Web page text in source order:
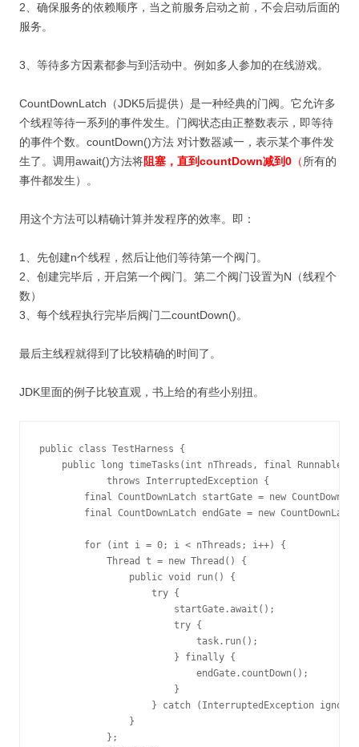
2、确保服务的依赖顺序，当之前服务启动之前，不会启动后面的
服务。
3、等待多方因素都参与到活动中。例如多人参加的在线游戏。
CountDownLatch（JDK5后提供）是一种经典的门阀。它允许多
个线程等待一系列的事件发生。门阀状态由正整数表示，即等待
的事件个数。countDown()方法 对计数器减一，表示某个事件发
生了。调用await()方法将阻塞，直到countDown减到0 （所有的
事件都发生）。
用这个方法可以精确计算并发程序的效率。即：
1、先创建n个线程，然后让他们等待第一个阀门。
2、创建完毕后，开启第一个阀门。第二个阀门设置为N（线程个
数）
3、每个线程执行完毕后阀门二countDown()。
最后主线程就得到了比较精确的时间了。
JDK里面的例子比较直观，书上给的有些小别扭。
public class TestHarness {
public long timeTasks(int nThreads, final Runnable
            throws InterruptedException {
final CountDownLatch startGate = new
final CountDownLatch endGate = new
        for (int i = 0; i < nThreads; i++) {
            Thread t = new Thread() {
                public void run() {
                    try {
                        startGate.await();
                        try {
                            task.run();
                        } finally {
                            endGate.countDown();
                        }
} catch (InterruptedException
                }
            };